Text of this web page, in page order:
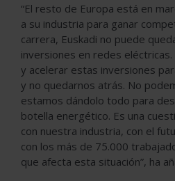
“El resto de Europa está en
a su industria para ganar
carrera, Euskadi no puede
inversiones en redes
y acelerar estas inversiones
y no quedarnos atrás. No
estamos dándolo todo para
botella energético. Es una
con nuestra industria, con el
con los más de 75.000
que afecta esta situación”, ha